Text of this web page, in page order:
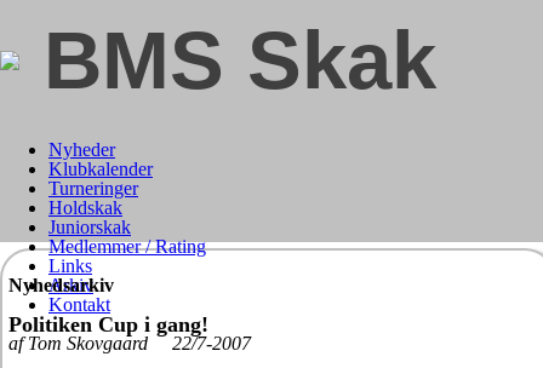
BMS Skak
Nyheder
Klubkalender
Turneringer
Holdskak
Juniorskak
Medlemmer / Rating
Links
Arkiv
Kontakt
Nyhedsarkiv
Politiken Cup i gang!
af Tom Skovgaard 22/7-2007